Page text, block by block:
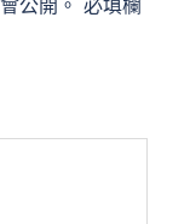
公開。 必填欄